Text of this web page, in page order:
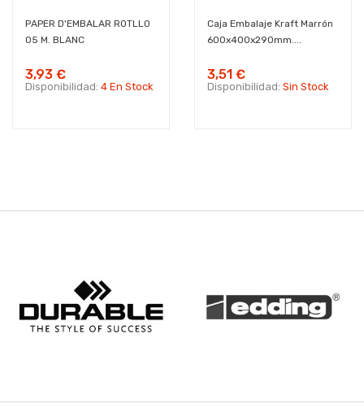
PAPER D'EMBALAR ROTLLO
05 M. BLANC
3,93 €
Disponibilidad: 4 En Stock
Caja Embalaje Kraft Marrón
600x400x290mm....
3,51 €
Disponibilidad: Sin Stock